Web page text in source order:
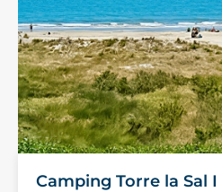
Camping Torre la Sal I